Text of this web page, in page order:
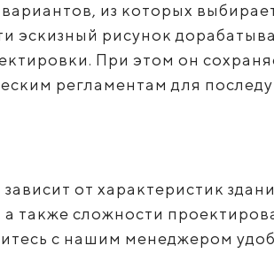
из которых
эскизный рисунок
При этом он
регламентам для
от характеристик
также сложности
с нашим менеджером